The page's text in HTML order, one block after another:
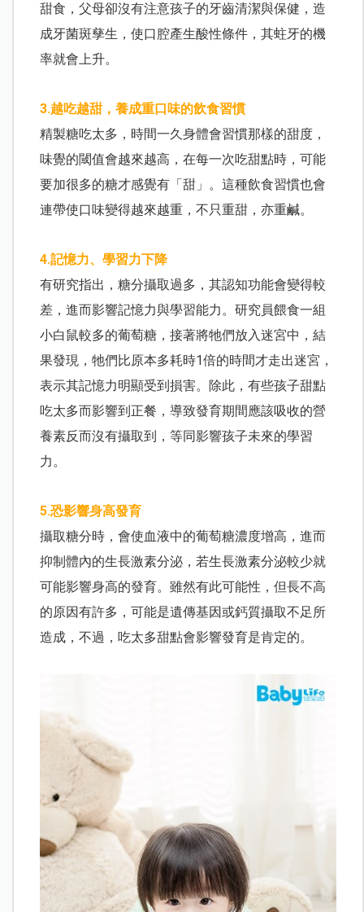
甜食，父母卻沒有注意孩子的牙齒清潔與保健，造
成牙菌斑孳生，使口腔產生酸性條件，其蛀牙的機
率就會上升。
3.越吃越甜，養成重口味的飲食習慣
精製糖吃太多，時間一久身體會習慣那樣的甜度，
味覺的閾值會越來越高，在每一次吃甜點時，可能
要加很多的糖才感覺有「甜」。這種飲食習慣也會
連帶使口味變得越來越重，不只重甜，亦重鹹。
4.記憶力、學習力下降
有研究指出，糖分攝取過多，其認知功能會變得較
差，進而影響記憶力與學習能力。研究員餵食一組
小白鼠較多的葡萄糖，接著將牠們放入迷宮中，結
果發現，牠們比原本多耗時1倍的時間才走出迷宮，
表示其記憶力明顯受到損害。除此，有些孩子甜點
吃太多而影響到正餐，導致發育期間應該吸收的營
養素反而沒有攝取到，等同影響孩子未來的學習
力。
5.恐影響身高發育
攝取糖分時，會使血液中的葡萄糖濃度增高，進而
抑制體內的生長激素分泌，若生長激素分泌較少就
可能影響身高的發育。雖然有此可能性，但長不高
的原因有許多，可能是遺傳基因或鈣質攝取不足所
造成，不過，吃太多甜點會影響發育是肯定的。